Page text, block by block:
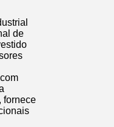
em breve!
de
fornece